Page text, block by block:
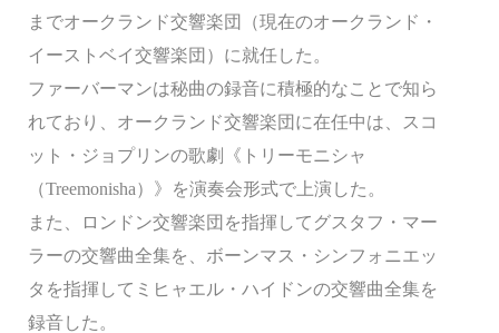
までオークランド交響楽団（現在のオークランド・
イーストベイ交響楽団）に就任した。
ファーバーマンは秘曲の録音に積極的なことで知ら
れており、オークランド交響楽団に在任中は、スコ
ット・ジョプリンの歌劇《トリーモニシャ
（Treemonisha）》を演奏会形式で上演した。
また、ロンドン交響楽団を指揮してグスタフ・マー
ラーの交響曲全集を、ボーンマス・シンフォニエッ
タを指揮してミヒャエル・ハイドンの交響曲全集を
録音した。